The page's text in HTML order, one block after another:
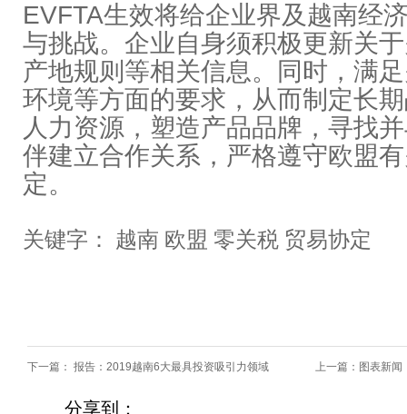
EVFTA生效将给企业界及越南经
与挑战。企业自身须积极更新关
产地规则等相关信息。同时，满
环境等方面的要求，从而制定长
人力资源，塑造产品品牌，寻找
伴建立合作关系，严格遵守欧盟
定。
关键字： 越南 欧盟 零关税 贸易协定
下一篇： 报告：2019越南6大最具投资吸引力领域 上一篇： 图表新闻
分享到：